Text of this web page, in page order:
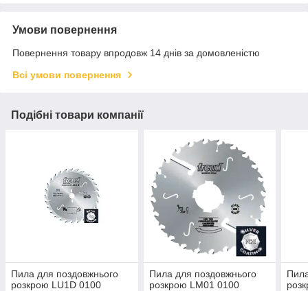
Умови повернення
Повернення товару впродовж 14 днів за домовленістю
Всі умови повернення
Подібні товари компанії
Пила для поздовжнього
розкрою LU1D 0100
Пила для поздовжнього
розкрою LM01 0100